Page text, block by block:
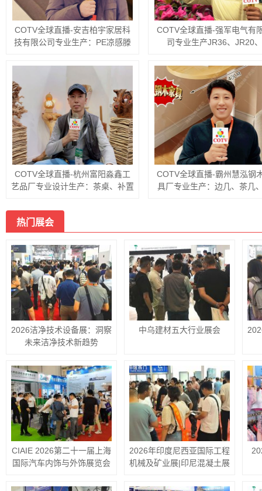
永康市东城亿锴电动工具配件厂专
业生产：各种砂轮罩、板手、中间
以及各型号铁、塑料消声器等产
COTV全球直播-永康市奇拓
有限公司专业生产角磨压板；
板；100～180法兰；200型
割机、开槽机、快换离心、粉
磨压板等产品，欢迎大家光
COTV全球直播-东阳市康健富旅
游用品有限公司、义乌市雷尼科智
动家用车载蓄电充气泵打气筒、吊
床、吊椅、睡袋、帐篷等户外旅游
用品，欢迎大家光临！
COTV全球直播-舒城县汤池
眠村南风岗茶厂专业加工生产
籽油等生态绿色产品，陈爱飞
大家光临！
热门展会
2026洁净技术设备展：洞察
未来洁净技术新趋势
中乌建材五大行业展会
CIAIE 2026第二十一届上海
国际汽车内饰与外饰展览会
2026年印度尼西亚国际工程
机械及矿业展|印尼混凝土展